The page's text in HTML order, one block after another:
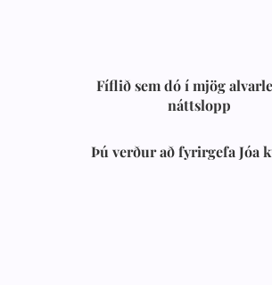
Fíflið sem dó í mjög
náttslopp
Þú verður að fyrirgefa Jóa